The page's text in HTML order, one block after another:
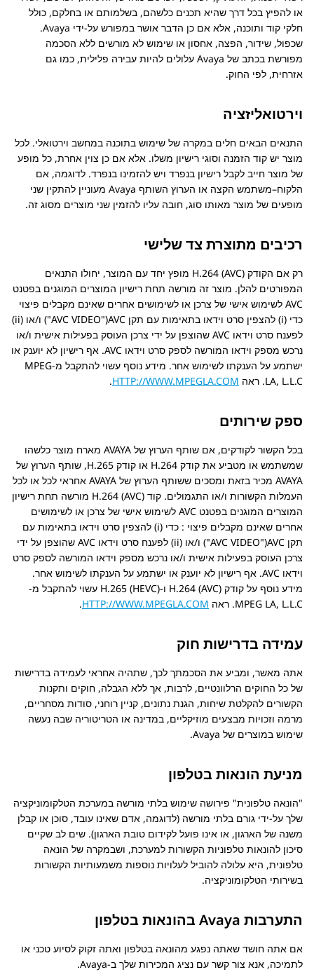
או להפיץ בכל דרך שהיא תכנים כלשהם, בשלמותם או בחלקם, כולל
חלקי קוד ותוכנה, אלא אם כן הדבר אושר במפורש על-ידי Avaya
.
שכפול, שידור, הפצה, אחסון או שימוש לא מורשים ללא הסכמה
מפורשת בכתב של Avaya עלולים להיות עבירה פלילית, כמו גם
אזרחית, לפי החוק.
וירטואליזציה
התנאים הבאים חלים במקרה של שימוש בתוכנה במחשב וירטואלי. לכל
מוצר יש קוד הזמנה וסוגי רישיון משלו. אלא אם כן צוין אחרת, כל מופע
של מוצר חייב לקבל רישיון בנפרד ויש להזמינו בנפרד. לדוגמה, אם
הלקוח–משתמש הקצה או הערוץ השותף Avaya מעוניין להתקין שני
מופעים של מוצר מאותו סוג, חובה עליו להזמין שני מוצרים מסוג זה.
רכיבים מתוצרת צד שלישי
רק אם הקודק H.264 (AVC) מופץ יחד עם המוצר, יחולו התנאים
המפורטים להלן. מוצר זה מורשה תחת רישיון המוצרים המוגנים בפטנט
AVC לשימוש אישי של צרכן או לשימושים אחרים שאינם מקבלים פיצוי
כדי (i) להצפין סרט וידאו בתאימות עם תקן AVC‏(
AVC VIDEO
) ו/או (ii)
לפענח סרט וידאו AVC שהוצפן על ידי צרכן העוסק בפעילות אישית ו/או
נרכש מספק וידאו המורשה לספק סרט וידאו AVC. אף רישיון לא יוענק או
ישתמע על הענקתו לשימוש אחר. מידע נוסף עשוי להתקבל מ-MPEG
LA, L.L.C. ראה
HTTP://WWW.MPEGLA.COM
.
ספק שירותים
בכל הקשור לקודקים, אם שותף הערוץ של AVAYA מארח מוצר כלשהו
שמשתמש או מטביע את קודק H.264 או קודק H.265, שותף הערוץ של
AVAYA מכיר בזאת ומסכים ששותף הערוץ של AVAYA אחראי לכל או לכל
העמלות הקשורות ו/או התגמולים. קוד H.264 (AVC) מורשה תחת רישיון
המוצרים המוגנים בפטנט AVC לשימוש אישי של צרכן או לשימושים
אחרים שאינם מקבלים פיצוי : כדי (i) להצפין סרט וידאו בתאימות עם
תקן AVC‏(
AVC VIDEO
) ו/או (ii) לפענח סרט וידאו AVC שהוצפן על ידי
צרכן העוסק בפעילות אישית ו/או נרכש מספק וידאו המורשה לספק סרט
וידאו AVC. אף רישיון לא יוענק או ישתמע על הענקתו לשימוש אחר.
מידע נוסף על קודק H.264 (AVC) ו-H.265 (HEVC) עשוי להתקבל מ-
MPEG LA, L.L.C. ראה
HTTP://WWW.MPEGLA.COM
.
עמידה בדרישות חוק
אתה מאשר, ומביע את הסכמתך לכך, שתהיה אחראי לעמידה בדרישות
של כל החוקים הרלוונטיים, לרבות, אך ללא הגבלה, חוקים ותקנות
הקשורים להקלטת שיחות, הגנת נתונים, קניין רוחני, סודות מסחריים,
מרמה וזכויות מבצעים מוזיקליים, במדינה או הטריטוריה שבה נעשה
שימוש במוצרים של Avaya
.
מניעת הונאות בטלפון
הונאה טלפונית פירושה שימוש בלתי מורשה במערכת הטלקומוניקציה
שלך על-ידי גורם בלתי מורשה (לדוגמה, אדם שאינו עובד, סוכן או קבלן
משנה של הארגון, או אינו פועל לקידום טובת הארגון). שים לב שקיים
סיכון להונאות טלפוניות הקשורות למערכת, ושבמקרה של הונאה
טלפונית, היא עלולה להוביל לעלויות נוספות משמעותיות הקשורות
בשירותי הטלקומוניקציה.
התערבות Avaya בהונאות בטלפון
אם אתה חושד שאתה נפגע מהונאה בטלפון ואתה זקוק לסיוע טכני או
לתמיכה, אנא צור קשר עם נציג המכירות שלך ב-Avaya
.